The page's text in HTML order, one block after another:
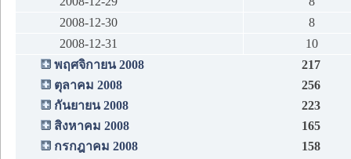
2008-12-30
8
2008-12-31
10
พฤศจิกายน 2008
217
ตุลาคม 2008
256
กันยายน 2008
223
สิงหาคม 2008
165
กรกฎาคม 2008
158